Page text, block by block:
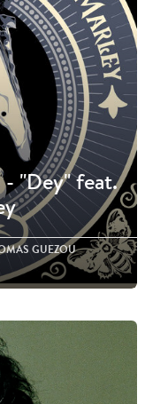
- "Dey" feat.
GUEZOU